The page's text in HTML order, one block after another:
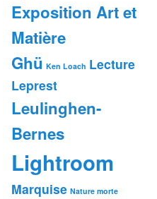
Exposition Art et
Matière
Ghü Ken Loach Lecture
Leprest
Leulinghen-
Bernes
Lightroom
Marquise Nature morte